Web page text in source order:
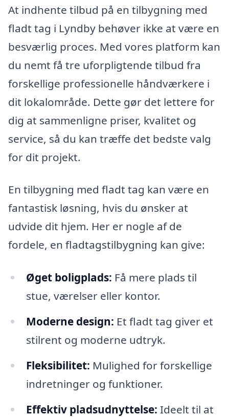
At indhente tilbud på en tilbygning med
fladt tag i Lyndby behøver ikke at være en
besværlig proces. Med vores platform kan
du nemt få tre uforpligtende tilbud fra
forskellige professionelle håndværkere i
dit lokalområde. Dette gør det lettere for
dig at sammenligne priser, kvalitet og
service, så du kan træffe det bedste valg
for dit projekt.
En tilbygning med fladt tag kan være en
fantastisk løsning, hvis du ønsker at
udvide dit hjem. Her er nogle af de
fordele, en fladtagstilbygning kan give:
Øget boligplads: Få mere plads til
stue, værelser eller kontor.
Moderne design: Et fladt tag giver et
stilrent og moderne udtryk.
Fleksibilitet: Mulighed for forskellige
indretninger og funktioner.
Effektiv pladsudnyttelse: Ideelt til at